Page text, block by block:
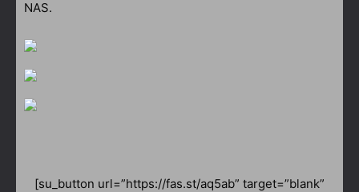
NAS.
[su_button url=”https://fas.st/aq5ab” target=”blank”